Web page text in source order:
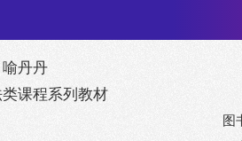
丹丹
课程系列教材
图